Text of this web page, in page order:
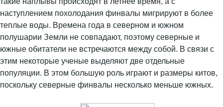
наступлением похолодания финвалы мигрируют в более
теплые воды. Времена года в северном и южном
полушарии Земли не совпадают, поэтому северные и
южные обитатели не встречаются между собой. В связи с
этим некоторые ученые выделяют две отдельные
популяции. В этом большую роль играют и размеры китов,
поскольку северные финвалы несколько меньше южных.